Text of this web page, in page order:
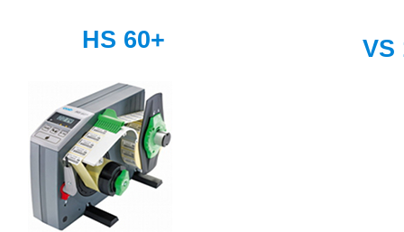
HS 60+ VS